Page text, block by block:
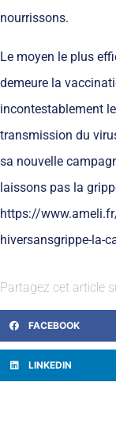
nourrissons.
Le moyen le plus
demeure la
incontestablement
transmission du
sa nouvelle
laissons pas la
https://
hiversansgrippe-la-
Partagez cet article
FACEBOOK
LINKEDIN